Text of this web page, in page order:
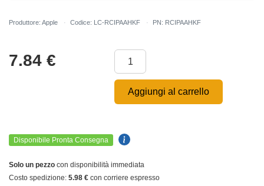
Produttore: Apple Codice: LC-RCIPAAHKF PN: RCIPAAHKF
7.84 €
Aggiungi al carrello
Disponibile Pronta Consegna
Solo un pezzo con disponibilità immediata
Costo spedizione: 5.98 € con corriere espresso